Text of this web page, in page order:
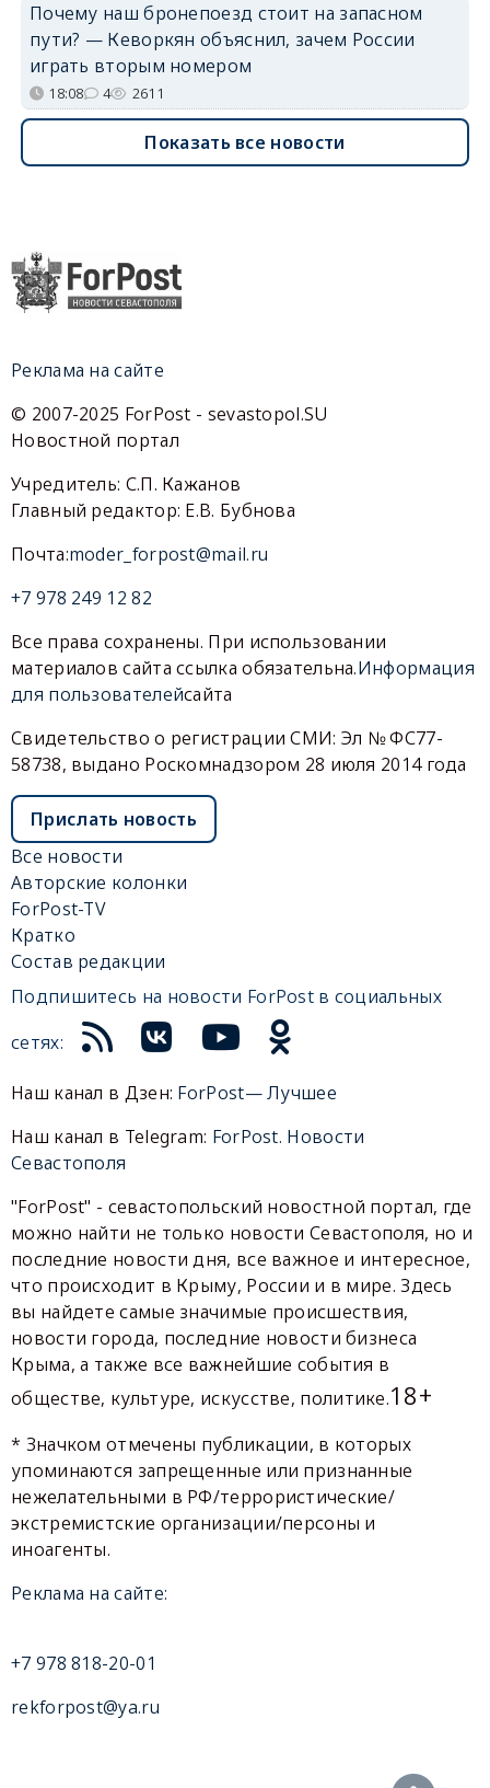
Почему наш бронепоезд стоит на запасном
пути? — Кеворкян объяснил, зачем России
играть вторым номером
18:08 4 2611
Показать все новости
Реклама на сайте
© 2007-2025 ForPost - sevastopol.SU
Новостной портал
Учредитель: С.П. Кажанов
Главный редактор: Е.В. Бубнова
Почта:moder_forpost@mail.ru
+7 978 249 12 82
Все права сохранены. При использовании
материалов сайта ссылка обязательна.Информация
для пользователейсайта
Свидетельство о регистрации СМИ: Эл № ФС77-
58738, выдано Роскомнадзором 28 июля 2014 года
Прислать новость
Все новости
Авторские колонки
ForPost-TV
Кратко
Состав редакции
Подпишитесь на новости ForPost в социальных
сетях:
Наш канал в Дзен: ForPost— Лучшее
Наш канал в Telegram: ForPost. Новости
Севастополя
"ForPost" - севастопольский новостной портал, где
можно найти не только новости Севастополя, но и
последние новости дня, все важное и интересное,
что происходит в Крыму, России и в мире. Здесь
вы найдете самые значимые происшествия,
новости города, последние новости бизнеса
Крыма, а также все важнейшие события в
обществе, культуре, искусстве, политике.18+
* Значком отмечены публикации, в которых
упоминаются запрещенные или признанные
нежелательными в РФ/террористические/
экстремистские организации/персоны и
иноагенты.
Реклама на сайте:
+7 978 818-20-01
rekforpost@ya.ru